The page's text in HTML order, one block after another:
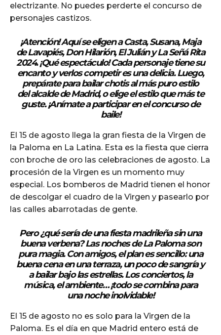
electrizante. No puedes perderte el concurso de
personajes castizos.
¡Atención! Aquí se eligen a Casta, Susana, Maja
de Lavapiés, Don Hilarión, El Julián y La Señá Rita
2024. ¡Qué espectáculo! Cada personaje tiene su
encanto y verlos competir es una delicia. Luego,
prepárate para bailar chotis al más puro estilo
del alcalde de Madrid, o elige el estilo que más te
guste. ¡Anímate a participar en el concurso de
baile!
El 15 de agosto llega la gran fiesta de la Virgen de
la Paloma en La Latina. Esta es la fiesta que cierra
con broche de oro las celebraciones de agosto. La
procesión de la Virgen es un momento muy
especial. Los bomberos de Madrid tienen el honor
de descolgar el cuadro de la Virgen y pasearlo por
las calles abarrotadas de gente.
Pero ¿qué sería de una fiesta madrileña sin una
buena verbena? Las noches de La Paloma son
pura magia. Con amigos, el plan es sencillo: una
buena cena en una terraza, un poco de sangría y
a bailar bajo las estrellas. Los conciertos, la
música, el ambiente… ¡todo se combina para
una noche inolvidable!
El 15 de agosto no es solo para la Virgen de la
Paloma. Es el día en que Madrid entero está de